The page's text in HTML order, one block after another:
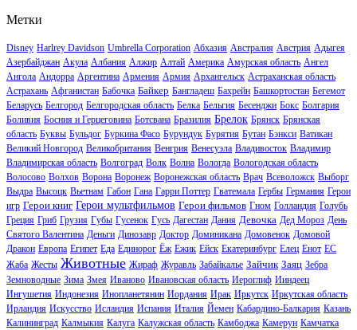
Метки
Disney Harlrey Davidson Umbrella Corporation Абхазия Австралия Австрия Адыгея
Азербайджан Акула Албания Алжир Алтай Америка Амурская область Ангел
Ангола Андорра Аргентина Армения Армия Архангельск Астраханская область
Астрахань Афганистан Бабочка Байкер Бангладеш Бахрейн Башкортостан Бегемот
Беларусь Белгород Белгородская область Белка Бельгия Бесенджи Бокс Болгария
Боливия Босния и Герцеговина Ботсвана Бразилия Брелок Брянск Брянская
область Буквы Бульдог Буркина Фасо Бурундук Бурятия Бутан Бэнкси Ватикан
Великий Новгород Великобритания Венгрия Венесуэла Владивосток Владимир
Владимирская область Волгоград Волк Волна Вологда Вологодская область
Волосово Волхов Ворона Воронеж Воронежская область Врач Всеволожск Выборг
Выдра Высоцк Вьетнам Габон Гана Гарри Поттер Гватемала Гербы Германия Герои
игр Герои книг Герои мультфильмов Герои фильмов Гном Голландия Голубь
Греция Гриб Грузия Губы Гусенок Гусь Дагестан Дания Девочка Дед Мороз День
Святого Валентина Деньги Динозавр Доктор Доминикана Домовенок Домовой
Дракон Европа Египет Еда Единорог Ёж Ежик Ейск Екатеринбург Елец Енот ЕС
Жаба Жесты Животные Жираф Журавль Забайкалье Зайчик Заяц Зебра
Земноводные Зима Змея Иваново Ивановская область Иероглиф Ииндеец
Ингушетия Индонезия Инопланетянин Иордания Ирак Иркутск Иркутская область
Ирландия Искусство Исландия Испания Италия Йемен Кабардино-Балкария Казань
Калининград Калмыкия Калуга Калужская область Камбоджа Камерун Камчатка